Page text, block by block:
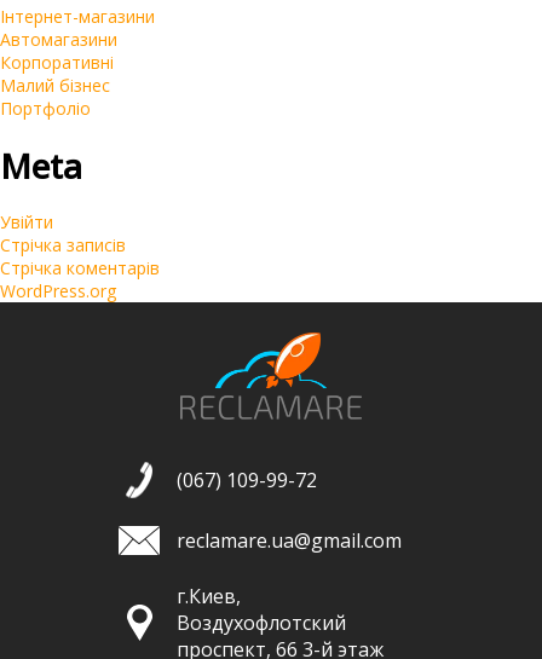
Інтернет-магазини
Автомагазини
Корпоративні
Малий бізнес
Портфоліо
Meta
Увійти
Стрічка записів
Стрічка коментарів
WordPress.org
(067) 109-99-72
reclamare.ua@gmail.com
г.Киев,
Воздухофлотский
проспект, 66 3-й этаж